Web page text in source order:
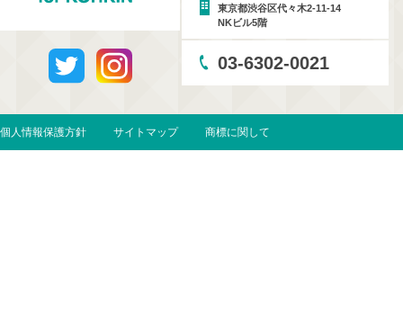
東京都渋谷区代々木2-11-14
NKビル5階
03-6302-0021
個人情報保護方針 サイトマップ 商標に関して